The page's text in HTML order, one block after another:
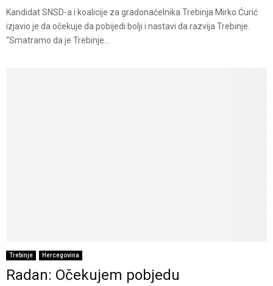
Kandidat SNSD-a i koalicije za gradonačelnika Trebinja Mirko Ćurić
izjavio je da očekuje da pobijedi bolji i nastavi da razvija Trebinje.
“Smatramo da je Trebinje...
Trebinje Hercegovina
Radan: Očekujem pobjedu